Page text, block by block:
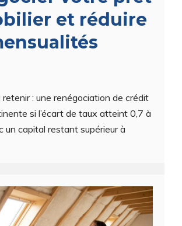
et réduire
retenir : une renégociation de crédit
si l’écart de taux atteint 0,7 à
un capital restant supérieur à